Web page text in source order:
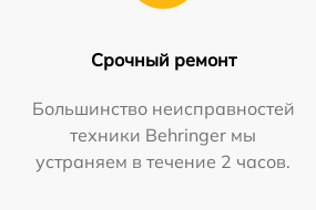
Срочный ремонт
Большинство неисправностей
техники Behringer мы
устраняем в течение 2 часов.